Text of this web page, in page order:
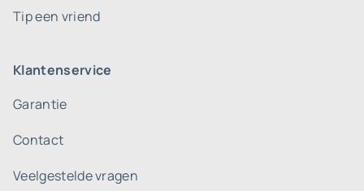
Tip een vriend
Klantenservice
Garantie
Contact
Veelgestelde vragen